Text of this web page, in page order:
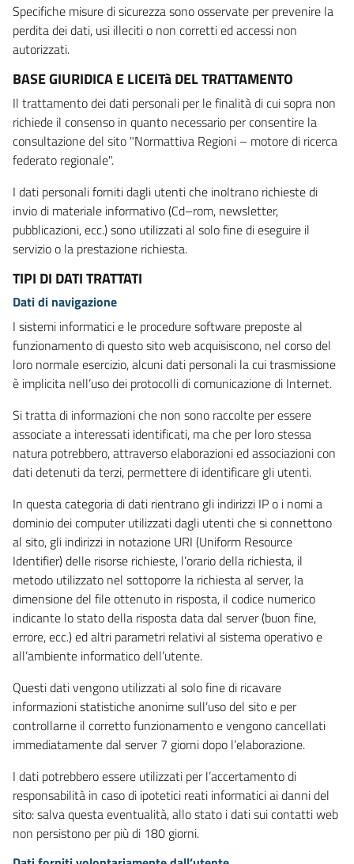
Specifiche misure di sicurezza sono osservate per prevenire la
perdita dei dati, usi illeciti o non corretti ed accessi non
autorizzati.
BASE GIURIDICA E LICEITà DEL TRATTAMENTO
Il trattamento dei dati personali per le finalità di cui sopra non
richiede il consenso in quanto necessario per consentire la
consultazione del sito "Normattiva Regioni – motore di ricerca
federato regionale".
I dati personali forniti dagli utenti che inoltrano richieste di
invio di materiale informativo (Cd–rom, newsletter,
pubblicazioni, ecc.) sono utilizzati al solo fine di eseguire il
servizio o la prestazione richiesta.
TIPI DI DATI TRATTATI
Dati di navigazione
I sistemi informatici e le procedure software preposte al
funzionamento di questo sito web acquisiscono, nel corso del
loro normale esercizio, alcuni dati personali la cui trasmissione
è implicita nell’uso dei protocolli di comunicazione di Internet.
Si tratta di informazioni che non sono raccolte per essere
associate a interessati identificati, ma che per loro stessa
natura potrebbero, attraverso elaborazioni ed associazioni con
dati detenuti da terzi, permettere di identificare gli utenti.
In questa categoria di dati rientrano gli indirizzi IP o i nomi a
dominio dei computer utilizzati dagli utenti che si connettono
al sito, gli indirizzi in notazione URI (Uniform Resource
Identifier) delle risorse richieste, l’orario della richiesta, il
metodo utilizzato nel sottoporre la richiesta al server, la
dimensione del file ottenuto in risposta, il codice numerico
indicante lo stato della risposta data dal server (buon fine,
errore, ecc.) ed altri parametri relativi al sistema operativo e
all’ambiente informatico dell’utente.
Questi dati vengono utilizzati al solo fine di ricavare
informazioni statistiche anonime sull’uso del sito e per
controllarne il corretto funzionamento e vengono cancellati
immediatamente dal server 7 giorni dopo l’elaborazione.
I dati potrebbero essere utilizzati per l’accertamento di
responsabilità in caso di ipotetici reati informatici ai danni del
sito: salva questa eventualità, allo stato i dati sui contatti web
non persistono per più di 180 giorni.